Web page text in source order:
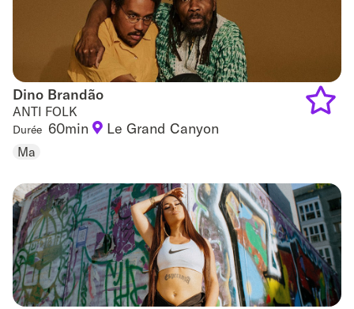
Dino Brandão
Dino Brandão
ANTI FOLK
Durée 60min Le Grand Canyon
Ma